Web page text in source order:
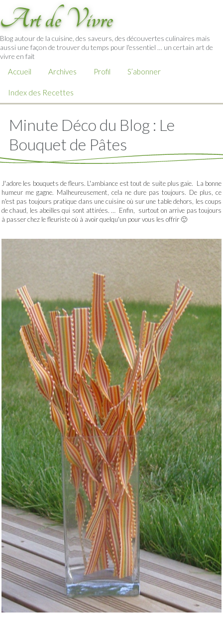
Art de Vivre
Blog autour de la cuisine, des saveurs, des découvertes culinaires mais
aussi une façon de trouver du temps pour l'essentiel … un certain art de
vivre en fait
Accueil Archives Profil S’abonner
Index des Recettes
Minute Déco du Blog : Le
Bouquet de Pâtes
J'adore les bouquets de fleurs. L'ambiance est tout de suite plus gaie. La bonne
humeur me gagne. Malheureusement, cela ne dure pas toujours. De plus, ce
n'est pas toujours pratique dans une cuisine où sur une table dehors, les coups
de chaud, les abeilles qui sont attirées. … Enfin, surtout on arrive pas toujours
à passer chez le fleuriste où à avoir quelqu'un pour vous les offrir 🙂